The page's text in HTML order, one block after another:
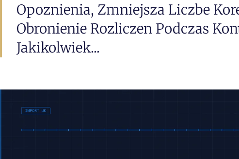
Opoznienia, Zmniejsza Liczbe
Obronienie Rozliczen Podczas
Jakikolwiek...